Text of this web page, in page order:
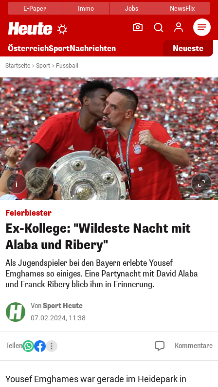
E-Paper Immo Jobs NewsFlix
ÖsterreichSportNachrichten Neueste
Startseite Sport Fussball
i
Feierbiester
Ex-Kollege: "Wildeste Nacht mit
Alaba und Ribery"
Als Jugendspieler bei den Bayern erlebte Yousef
Emghames so einiges. Eine Partynacht mit David Alaba
und Franck Ribery blieb ihm in Erinnerung.
VonSport Heute
07.02.2024, 11:38
Teilen Kommentare
Yousef Emghames war gerade im Heidepark in